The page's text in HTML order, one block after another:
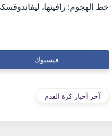
خط الهجوم: رافينها،
فيسبوك
آخر أخبار كرة القدم